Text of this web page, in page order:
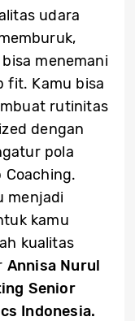
udara
menemani
fit. Kamu bisa
rutinitas
dengan
pola
menjadi
kamu
kualitas
Annisa Nurul
Senior
Indonesia.